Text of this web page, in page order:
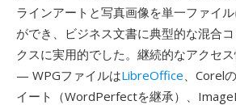
ラインアートと写真画像を単一ファイ
ができ、ビジネス文書に典型的な混合
クスに実用的でした。継続的なアクセ
— WPGファイルはLibreOffice、Corel
イート（WordPerfectを継承）、